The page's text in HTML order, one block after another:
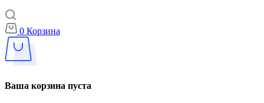
0 Корзина
Ваша корзина пуста